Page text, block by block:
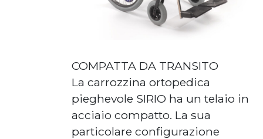
COMPATTA DA TRANSITO
La carrozzina ortopedica
pieghevole SIRIO ha un telaio in
acciaio compatto. La sua
particolare configurazione